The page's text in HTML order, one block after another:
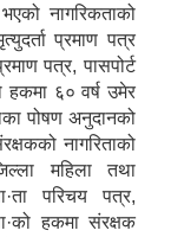
नागरिकताको
प्रमाण पत्र
पत्र, पासपोर्ट
हकमा ६० वर्ष उमेर
पोषण अनुदानको
नागरिताको
महिला तथा
परिचय पत्र,
हकमा संरक्षक